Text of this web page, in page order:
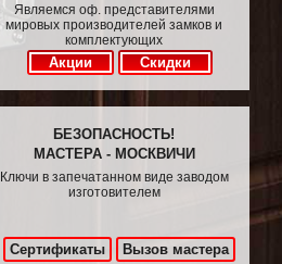
Являемся оф. представителями
мировых производителей замков и
комплектующих
Акции Скидки
БЕЗОПАСНОСТЬ!
МАСТЕРА - МОСКВИЧИ
Ключи в запечатанном виде заводом
изготовителем
Сертификаты Вызов мастера